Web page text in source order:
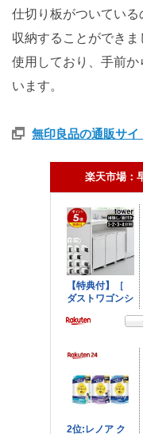
仕切り板がついてい
収納することができ
使用しており、手前
います。
無印良品の通販サ
楽天市場：